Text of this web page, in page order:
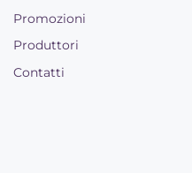
Promozioni
Produttori
Contatti